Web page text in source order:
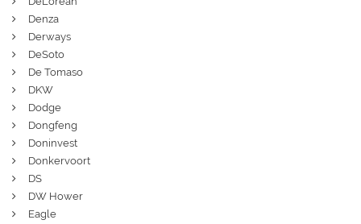
Denza
Derways
DeSoto
De Tomaso
DKW
Dodge
Dongfeng
Doninvest
Donkervoort
DS
DW Hower
Eagle